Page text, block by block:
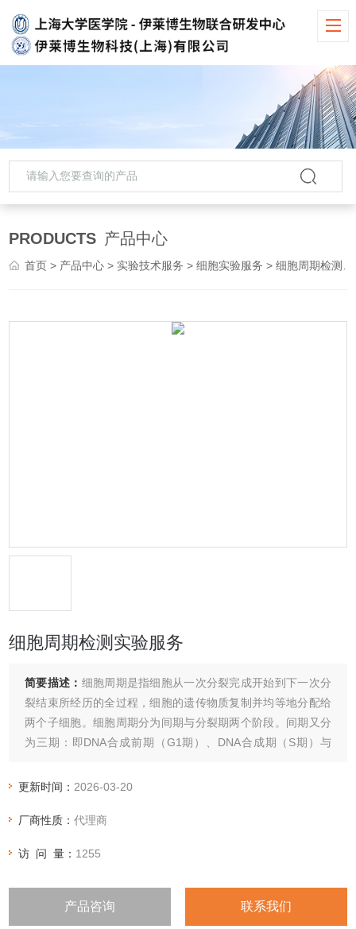
PRODUCTS 产品中心
首页 > 产品中心 > 实验技术服务 >细胞实验服务 > 细胞周期检测实验服务
细胞周期检测实验服务
简要描述： 细胞周期是指细胞从一次分裂完成开始到下一次分
裂结束所经历的全过程，细胞的遗传物质复制并均等地分配给
两个子细胞。细胞周期分为间期与分裂期两个阶段。间期又分
为三期：即DNA合成前期（G1期）、DNA合成期（S期）与
周期，停止细胞分裂，执行一定生物学功能（G0期）。
更新时间： 2026-03-20
厂商性质：代理商
访 问 量： 1255
产品咨询 联系我们